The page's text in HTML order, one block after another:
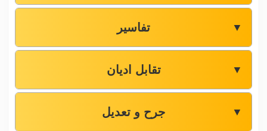
تفاسیر ▼
تقابل ادیان ▼
جرح و تعدیل ▼